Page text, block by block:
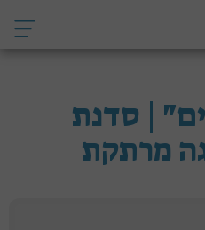
| סדנת
מרתקת